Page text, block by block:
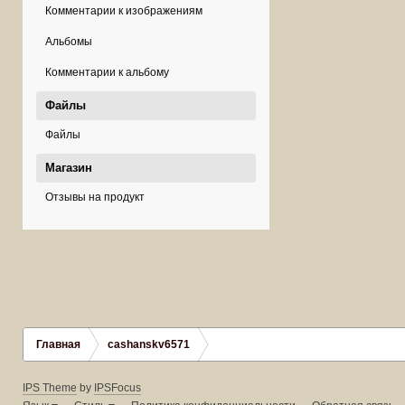
Комментарии к изображениям
Альбомы
Комментарии к альбому
Файлы
Файлы
Магазин
Отзывы на продукт
Главная cashanskv6571
IPS Theme by IPSFocus